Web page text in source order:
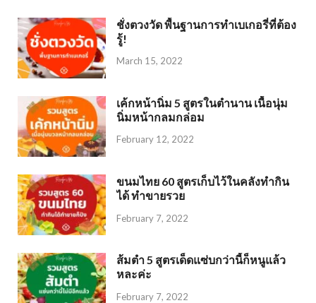
ชั่งตวงวัด พื้นฐานการทำเบเกอรี่ที่ต้อง
รู้!
March 15, 2022
เค้กหน้านิ่ม 5 สูตรในตำนาน เนื้อนุ่ม
นิ่มหน้ากลมกล่อม
February 12, 2022
ขนมไทย 60 สูตรเก็บไว้ในคลังทำกิน
ได้ ทำขายรวย
February 7, 2022
ส้มตำ 5 สูตรเด็ดแซ่บกว่านี้ก็หนูแล้ว
หละค่ะ
February 7, 2022